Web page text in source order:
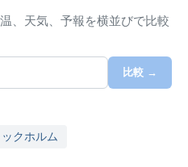
、天気、予報を横並びで比較
比較 →
クホルム